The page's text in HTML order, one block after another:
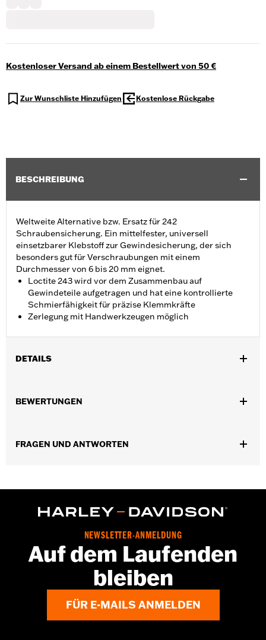
Kostenloser Versand ab einem Bestellwert von 50 €
Zur Wunschliste Hinzufügen Kostenlose Rückgabe
BESCHREIBUNG
Weltweite Alternative bzw. Ersatz für 242
Schraubensicherung. Ein mittelfester, universell
einsetzbarer Klebstoff zur Gewindesicherung, der sich
besonders gut für Verschraubungen mit einem
Durchmesser von 6 bis 20 mm eignet.
Loctite 243 wird vor dem Zusammenbau auf
Gewindeteile aufgetragen und hat eine kontrollierte
Schmierfähigkeit für präzise Klemmkräfte
Zerlegung mit Handwerkzeugen möglich
DETAILS
In der Box:1 Schlauch
BEWERTUNGEN
FRAGEN UND ANTWORTEN
NEWSLETTER-ANMELDUNG
Auf dem Laufenden
bleiben
FÜR E-MAILS ANMELDEN